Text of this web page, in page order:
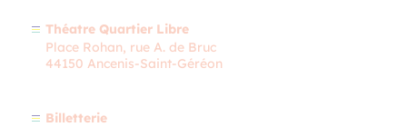
Théatre Quartier Libre
Place Rohan, rue A. de Bruc
44150 Ancenis-Saint-Géréon
Billetterie